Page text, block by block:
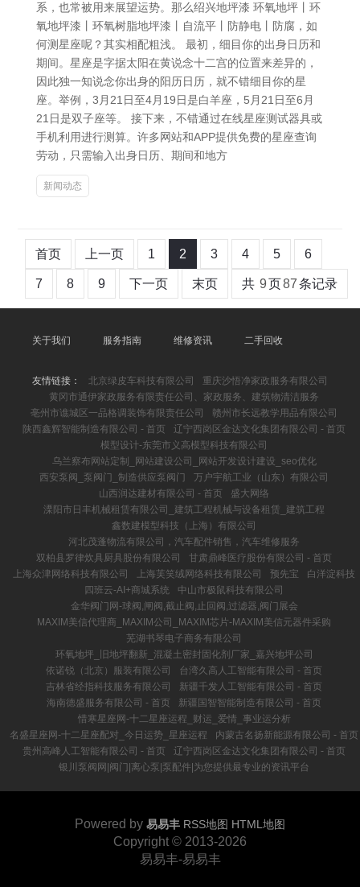
系，也常被用来展望运势。那么绍兴地坪漆 环氧地坪丨环
氧地坪漆丨环氧树脂地坪漆丨自流平丨防静电丨防腐，如
何测星座呢？其实相配粗浅。 最初，细目你的出身日历和
期间。星座是字据太阳在黄说念十二宫的位置来差异的，
因此独一知说念你出身的阳历日历，就不错细目你的星
座。举例，3月21日至4月19日是白羊座，5月21日至6月
21日是双子座等。 接下来，不错通过在线星座测试器具或
手机利用进行测算。许多网站和APP提供免费的星座查询
劳动，只需输入出身日历、期间和地方
新闻动态
首页 上一页 1 2 3 4 5 6
7 8 9 下一页 末页 共 9页87条记录
关于我们 服务指南 维修资讯 二手回收
友情链接： 北京绿皮车科技有限公司
重庆沙悟净家政服务有限公司
黄冈市通伊家政服务有限责任公司、家政服务、建筑物清洁服务
亳州市谯城区一品格调装饰有限责任公司
赣州市长远教学用品有限公司
陕西鑫辉智能制造有限公司 - 首页
辽宁西岗区金达文化集团有限公司 - 首页
模型设计-东莞市义高模型科技有限公司
乌兰察布网站定制_网站建设公司_网站开发设计建设_seo优化
西安泵阀_泵阀门_制造供应泵阀门
万户宇航工业（山东）有限公司
山西润达建材有限公司 - 首页
盛大网络
溧阳市日丰机械租赁有限公司_建筑工程机械与设备租赁_建筑工程
鑫数建模型科技（上海）有限公司
河北茂蓬物流有限公司，汽车配件销售，汽车维修服务
双柏县罗律炊具厨具股份有限公司
甘肃鼎峰医疗股份有限公司 - 首页
上海众津网络科技有限公司
上海芙笑绒网络科技有限公司 预先宝
白洋淀科技
四班云-AI+商城系统
中山市极鼠科技有限公司
金华阀门网-球阀,闸阀,截止阀,止回阀,过滤器,阀门展会
MAXIM美信代理商_MAXIM公司_MAXIM芯片-MAXIM美信元器件采购
芜湖书琴电子商务有限公司
环氧地坪_旧地坪翻新_混凝土密封固化剂厂家_嘉兴地坪公司
依诺锐（北京）服装有限公司
台湾久高人工智能有限公司 - 首页
吉林省经指科技服务有限公司
新疆千发人工智能有限公司 - 首页
海南德盛服务有限公司 - 首页
新疆国智智能制造有限公司 - 首页
惜寒星座网-十二星座运程_财运_爱情_事业运分析
名盛星座网-十二星座配对_今日运势_星座运程
内蒙古名扬新能源有限公司 - 首页
贵州高峰人工智能有限公司 - 首页
辽宁西岗区金达文化集团有限公司 - 首页
银川泵阀网|阀门|离心泵|泵配件|为您提供最专业的资讯平台
Powered by 易易丰 RSS地图 HTML地图
Copyright © 2013-2026
易易丰-易易丰